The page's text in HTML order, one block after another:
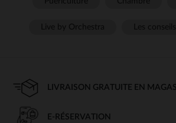
LIVRAISON GRATUITE EN
E-RÉSERVATION